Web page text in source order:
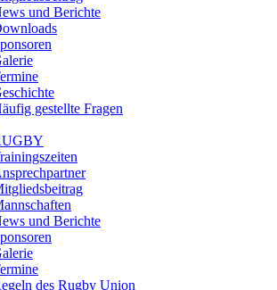
und Berichte
gestellte Fragen
und Berichte
des Rugby Union